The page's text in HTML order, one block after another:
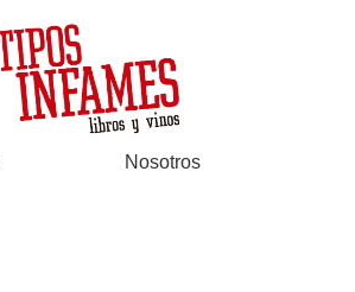
Nosotros